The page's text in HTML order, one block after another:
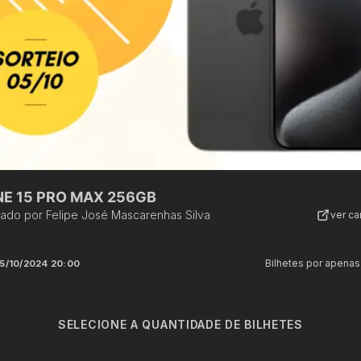
15 PRO MAX 256GB
por Felipe José Mascarenhas Silva ver
10/2024 20:00 Bilhetes por apenas
SELECIONE A QUANTIDADE DE BILHETES